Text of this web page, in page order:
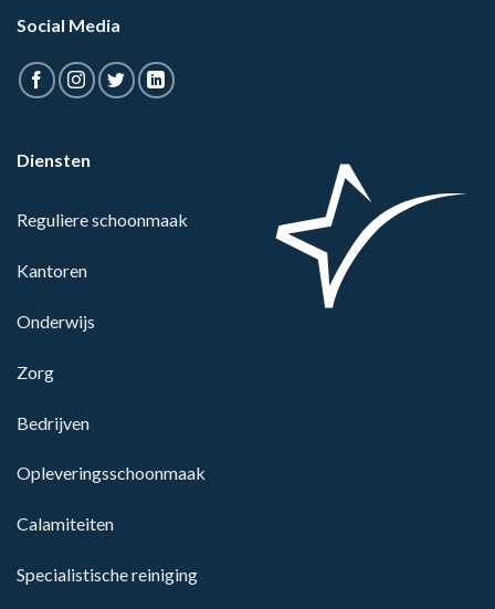
Social Media
Diensten
Reguliere schoonmaak
Kantoren
Onderwijs
Zorg
Bedrijven
Opleveringsschoonmaak
Calamiteiten
Specialistische reiniging